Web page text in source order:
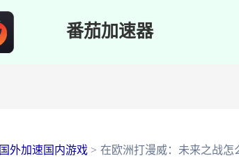
番茄加速器
国外加速国内游戏 在欧洲打漫威：未来之战怎